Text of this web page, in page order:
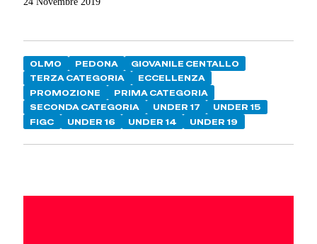
OLMO PEDONA
GIOVANILE CENTALLO
TERZA CATEGORIA
ECCELLENZA
PROMOZIONE
PRIMA CATEGORIA
SECONDA CATEGORIA
UNDER 17
UNDER 15
FIGC
UNDER 16 UNDER 14 UNDER 19